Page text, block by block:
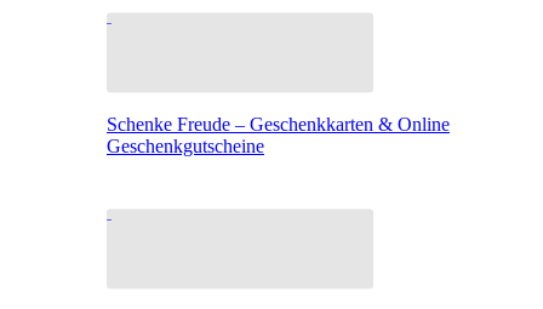
Schenke Freude – Geschenkkarten & Online
Geschenkgutscheine